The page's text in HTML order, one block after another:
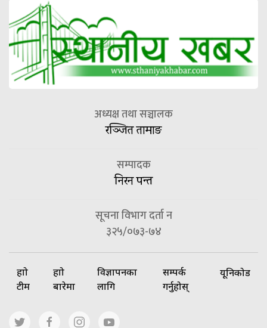
अध्यक्ष तथा सञ्चालक
रञ्जित तामाङ
सम्पादक
निरन पन्त
सूचना विभाग दर्ता न
३२५/०७३-७४
हाम्रो
टीम
हाम्रो
बारेमा
विज्ञापनका
लागि
सम्पर्क
गर्नुहोस्
यूनिकोड